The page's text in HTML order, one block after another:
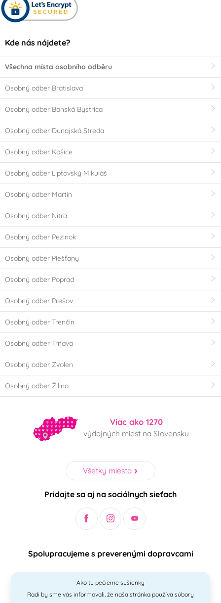
Kde nás nájdete?
Všechna místa osobního odběru
Osobný odber Bratislava
Osobný odber Banská Bystrica
Osobný odber Dunajská Streda
Osobný odber Košice
Osobný odber Liptovský Mikuláš
Osobný odber Martin
Osobný odber Nitra
Osobný odber Pezinok
Osobný odber Piešťany
Osobný odber Poprad
Osobný odber Prešov
Osobný odber Trenčín
Osobný odber Trnava
Osobný odber Zvolen
Osobný odber Žilina
Viac ako 1270
výdajných miest na Slovensku
Všetky miesta
Pridajte sa aj na sociálnych sieťach
Spolupracujeme s preverenými dopravcami
Ako tu pečieme sušienky
Radi by sme vás informovali, že naša stránka používa súbory